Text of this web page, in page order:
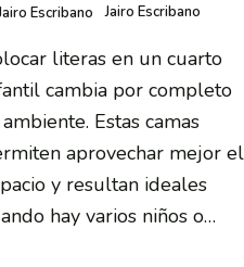
Jairo Escribano
literas en un cuarto
cambia por completo
Estas camas
aprovechar mejor el
y resultan ideales
hay varios niños o…